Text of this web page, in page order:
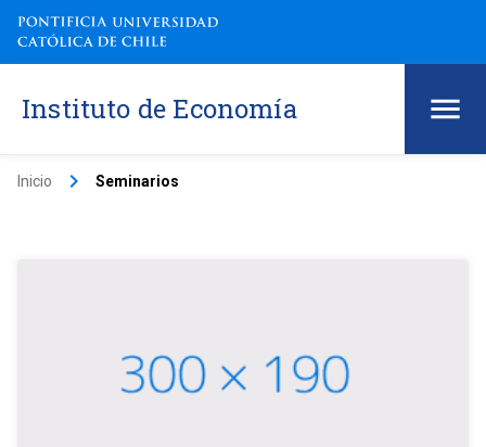
Instituto de Economía
Inicio keyboard_arrow_right Seminarios